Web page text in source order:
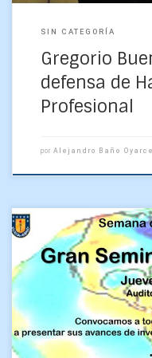
SIN CATEGORÍA
Gregorio
defensa de
Profesional
por Alejandro Baño Oyarce
En el marco de la
científico del Gran
que los estudiantes